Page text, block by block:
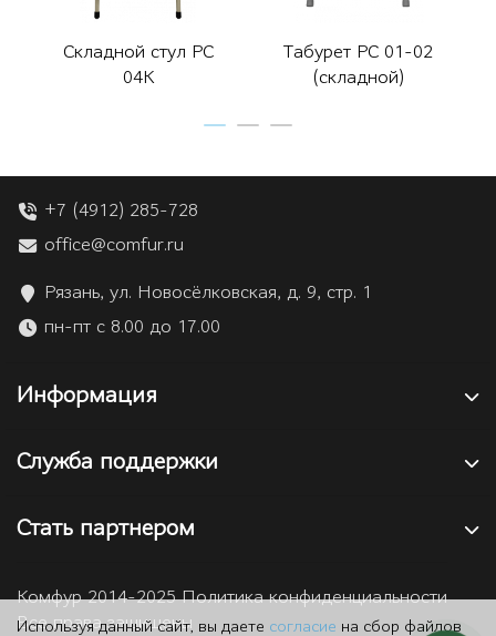
Складной стул РС
04К
Табурет РС 01-02
(складной)
Используя данный сайт, вы даете согласие на сбор файлов
+7 (4912) 285-728
office@comfur.ru
Рязань, ул. Новосёлковская, д. 9, стр. 1
пн-пт с 8.00 до 17.00
Информация
Служба поддержки
Стать партнером
Комфур 2014-2025 Политика конфиденциальности
Все права защищены